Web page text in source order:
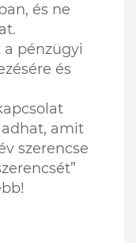
és ne
pénzügyi
és
amit
szerencse